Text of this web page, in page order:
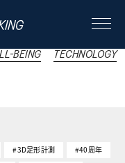
ト
BEING
TECHNOLOGY
#3D足形計測
#40周年